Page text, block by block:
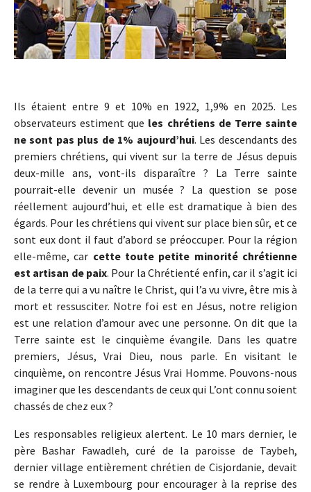
Ils étaient entre 9 et 10% en 1922, 1,9% en 2025. Les
observateurs estiment que les chrétiens de Terre sainte
ne sont pas plus de 1% aujourd’hui. Les descendants des
premiers chrétiens, qui vivent sur la terre de Jésus depuis
deux-mille ans, vont-ils disparaître ? La Terre sainte
pourrait-elle devenir un musée ? La question se pose
réellement aujourd’hui, et elle est dramatique à bien des
égards. Pour les chrétiens qui vivent sur place bien sûr, et ce
sont eux dont il faut d’abord se préoccuper. Pour la région
elle-même, car cette toute petite minorité chrétienne
est artisan de paix. Pour la Chrétienté enfin, car il s’agit ici
de la terre qui a vu naître le Christ, qui l’a vu vivre, être mis à
mort et ressusciter. Notre foi est en Jésus, notre religion
est une relation d’amour avec une personne. On dit que la
Terre sainte est le cinquième évangile. Dans les quatre
premiers, Jésus, Vrai Dieu, nous parle. En visitant le
cinquième, on rencontre Jésus Vrai Homme. Pouvons-nous
imaginer que les descendants de ceux qui L’ont connu soient
chassés de chez eux ?
Les responsables religieux alertent. Le 10 mars dernier, le
père Bashar Fawadleh, curé de la paroisse de Taybeh,
dernier village entièrement chrétien de Cisjordanie, devait
se rendre à Luxembourg pour encourager à la reprise des